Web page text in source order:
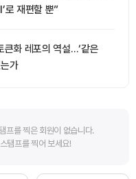
로 재편할 뿐”
화 레포의 역설…‘같은
가
프를 찍은 회원이 없습니다.
탬프를 찍어 보세요!